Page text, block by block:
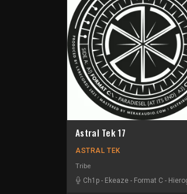
Astral Tek 17
ASTRAL TEK
Tribe
Ch1p - Ekeaze - Format C -